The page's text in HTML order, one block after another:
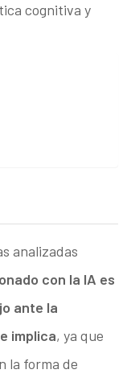
cognitiva y
analizadas
con la IA es
ante la
implica, ya que
la forma de